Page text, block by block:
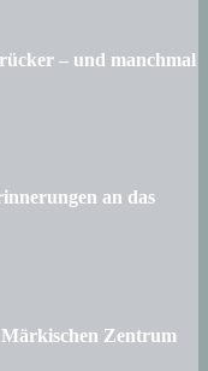
– und manchmal
an das
Zentrum